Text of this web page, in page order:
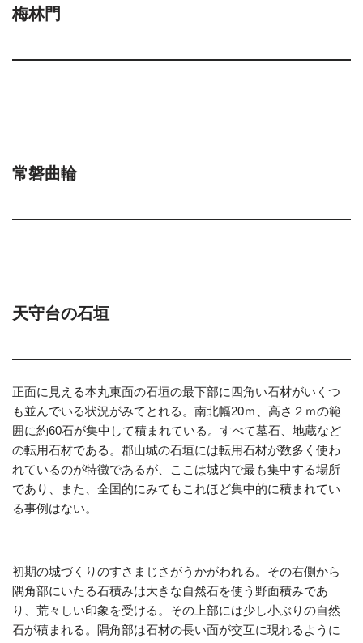
梅林門
常磐曲輪
天守台の石垣
正面に見える本丸東面の石垣の最下部に四角い石材がいくつ
も並んでいる状況がみてとれる。南北幅20ｍ、高さ２ｍの範
囲に約60石が集中して積まれている。すべて墓石、地蔵など
の転用石材である。郡山城の石垣には転用石材が数多く使わ
れているのが特徴であるが、ここは城内で最も集中する場所
であり、また、全国的にみてもこれほど集中的に積まれてい
る事例はない。
初期の城づくりのすさまじさがうかがわれる。その右側から
隅角部にいたる石積みは大きな自然石を使う野面積みであ
り、荒々しい印象を受ける。その上部には少し小ぶりの自然
石が積まれる。隅角部は石材の長い面が交互に現れるように